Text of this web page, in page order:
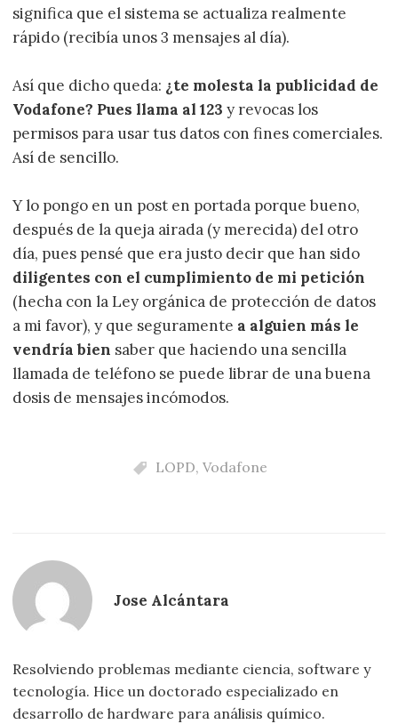
significa que el sistema se actualiza realmente
rápido (recibía unos 3 mensajes al día).
Así que dicho queda: ¿te molesta la publicidad de
Vodafone? Pues llama al 123 y revocas los
permisos para usar tus datos con fines comerciales.
Así de sencillo.
Y lo pongo en un post en portada porque bueno,
después de la queja airada (y merecida) del otro
día, pues pensé que era justo decir que han sido
diligentes con el cumplimiento de mi petición
(hecha con la Ley orgánica de protección de datos
a mi favor), y que seguramente a alguien más le
vendría bien saber que haciendo una sencilla
llamada de teléfono se puede librar de una buena
dosis de mensajes incómodos.
LOPD, Vodafone
Jose Alcántara
Resolviendo problemas mediante ciencia, software y
tecnología. Hice un doctorado especializado en
desarrollo de hardware para análisis químico.